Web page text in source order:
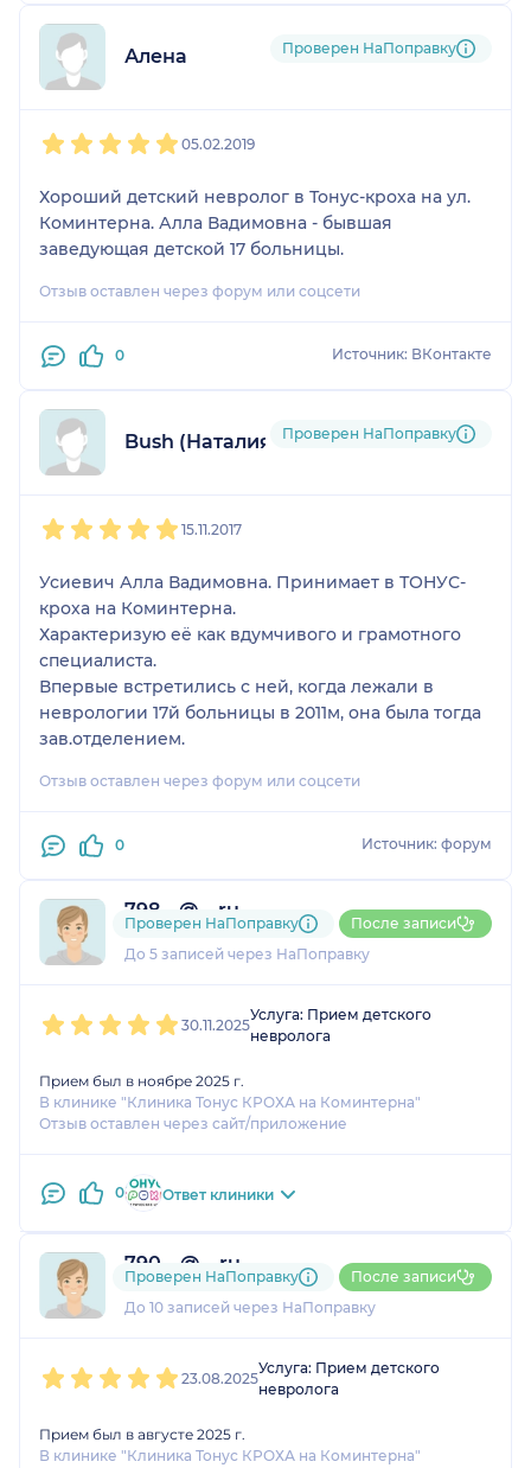
Алена Проверен НаПоправку
05.02.2019
Хороший детский невролог в Тонус-кроха на ул.
Коминтерна. Алла Вадимовна - бывшая
заведующая детской 17 больницы.
Отзыв оставлен через форум или соцсети
0 Источник: ВКонтакте
Bush (Наталия) Проверен НаПоправку
15.11.2017
Усиевич Алла Вадимовна. Принимает в ТОНУС-
кроха на Коминтерна.
Характеризую её как вдумчивого и грамотного
специалиста.
Впервые встретились с ней, когда лежали в
неврологии 17й больницы в 2011м, она была тогда
зав.отделением.
Отзыв оставлен через форум или соцсети
0 Источник: форум
798....@....ru
1 оценка
До 5 записей через НаПоправку
Проверен НаПоправку После записи
30.11.2025
Услуга: Прием детского
невролога
Прием был в ноябре 2025 г.
В клинике "Клиника Тонус КРОХА на Коминтерна"
Отзыв оставлен через сайт/приложение
0 Ответ клиники
790....@....ru
1 оценка
До 10 записей через НаПоправку
Проверен НаПоправку После записи
23.08.2025
Услуга: Прием детского
невролога
Прием был в августе 2025 г.
В клинике "Клиника Тонус КРОХА на Коминтерна"